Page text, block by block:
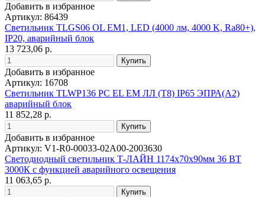
Добавить в избранное
Артикул: 86439
Светильник TLGS06 OL EM1, LED (4000 лм, 4000 K, Ra80+),
IP20, аварийный блок
13 723,06 р.
Добавить в избранное
Артикул: 16708
Светильник TLWP136 PC EL EM ЛЛ (T8) IP65 ЭПРА(A2)
аварийный блок
11 852,28 р.
Добавить в избранное
Артикул: V1-R0-00033-02A00-2003630
Светодиодный светильник Т-ЛАЙН 1174х70х90мм 36 ВТ
3000К с функцией аварийного освещения
11 063,65 р.